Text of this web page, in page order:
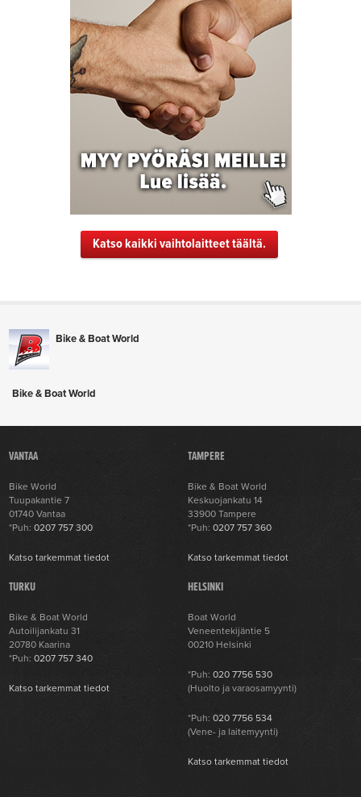
Katso kaikki vaihtolaitteet täältä.
Bike & Boat World
Bike & Boat World
VANTAA
Bike World
Tuupakantie 7
01740 Vantaa
*Puh:0207 757 300
Katso tarkemmat tiedot
TAMPERE
Bike & Boat World
Keskuojankatu 14
33900 Tampere
*Puh:0207 757 360
Katso tarkemmat tiedot
TURKU
Bike & Boat World
Autoilijankatu 31
20780 Kaarina
*Puh:0207 757 340
Katso tarkemmat tiedot
HELSINKI
Boat World
Veneentekijäntie 5
00210 Helsinki
*Puh:020 7756 530
(Huolto ja varaosamyynti)
*Puh:020 7756 534
(Vene- ja laitemyynti)
Katso tarkemmat tiedot